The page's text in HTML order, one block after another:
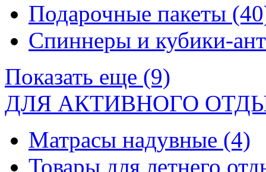
Подарочные пакеты
Спиннеры и кубики-
Показать еще (9)
ДЛЯ АКТИВНОГО
Матрасы надувные (4)
Товары для летнего